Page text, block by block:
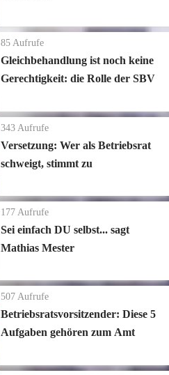
85 Aufrufe
Gleichbehandlung ist noch keine
Gerechtigkeit: die Rolle der SBV
343 Aufrufe
Versetzung: Wer als Betriebsrat
schweigt, stimmt zu
177 Aufrufe
Sei einfach DU selbst... sagt
Mathias Mester
507 Aufrufe
Betriebsratsvorsitzender: Diese 5
Aufgaben gehören zum Amt